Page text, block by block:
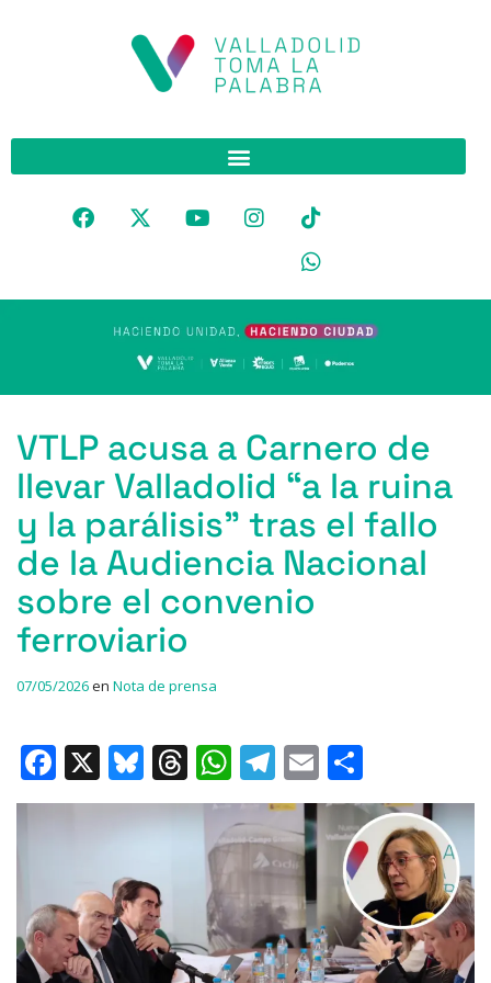
VTLP acusa a Carnero de
llevar Valladolid “a la ruina
y la parálisis” tras el fallo
de la Audiencia Nacional
sobre el convenio
ferroviario
07/05/2026en Nota de prensa
F
a
c
b
o
o
X
Bl
u
e
k
y
T
h
re
d
s
W
h
at
A
p
p
T
el
e
gr
a
m
E
m
ai
o
m
p
ar
ti
r